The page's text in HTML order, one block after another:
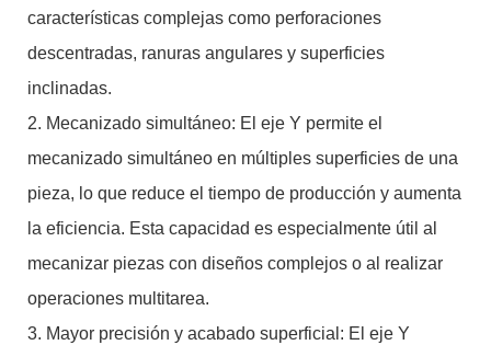
características complejas como perforaciones
descentradas, ranuras angulares y superficies
inclinadas.
2. Mecanizado simultáneo: El eje Y permite el
mecanizado simultáneo en múltiples superficies de una
pieza, lo que reduce el tiempo de producción y aumenta
la eficiencia. Esta capacidad es especialmente útil al
mecanizar piezas con diseños complejos o al realizar
operaciones multitarea.
3. Mayor precisión y acabado superficial: El eje Y